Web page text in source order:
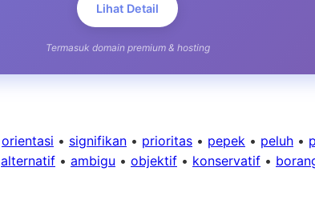
Lihat Detail
Termasuk domain premium & hosting
orientasi • signifikan • prioritas • pepek • peluh •
alternatif • ambigu • objektif • konservatif •